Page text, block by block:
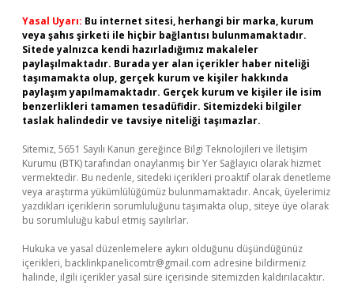
Yasal Uyarı: Bu internet sitesi, herhangi bir marka, kurum
veya şahıs şirketi ile hiçbir bağlantısı bulunmamaktadır.
Sitede yalnızca kendi hazırladığımız makaleler
paylaşılmaktadır. Burada yer alan içerikler haber niteliği
taşımamakta olup, gerçek kurum ve kişiler hakkında
paylaşım yapılmamaktadır. Gerçek kurum ve kişiler ile isim
benzerlikleri tamamen tesadüfidir. Sitemizdeki bilgiler
taslak halindedir ve tavsiye niteliği taşımazlar.
Sitemiz, 5651 Sayılı Kanun gereğince Bilgi Teknolojileri ve İletişim
Kurumu (BTK) tarafından onaylanmış bir Yer Sağlayıcı olarak hizmet
vermektedir. Bu nedenle, sitedeki içerikleri proaktif olarak denetleme
veya araştırma yükümlülüğümüz bulunmamaktadır. Ancak, üyelerimiz
yazdıkları içeriklerin sorumluluğunu taşımakta olup, siteye üye olarak
bu sorumluluğu kabul etmiş sayılırlar.
Hukuka ve yasal düzenlemelere aykırı olduğunu düşündüğünüz
içerikleri, backlinkpanelicomtr@gmail.com adresine bildirmeniz
halinde, ilgili içerikler yasal süre içerisinde sitemizden kaldırılacaktır.